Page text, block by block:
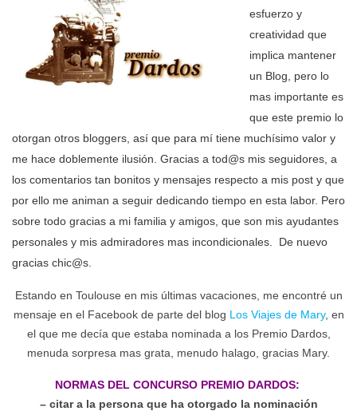
esfuerzo y
creatividad que
implica mantener
un Blog, pero lo
mas importante es
que este premio lo
otorgan otros bloggers, así que para mí tiene muchísimo valor y
me hace doblemente ilusión. Gracias a tod@s mis seguidores, a
los comentarios tan bonitos y mensajes respecto a mis post y que
por ello me animan a seguir dedicando tiempo en esta labor. Pero
sobre todo gracias a mi familia y amigos, que son mis ayudantes
personales y mis admiradores mas incondicionales.
De nuevo
gracias chic@s.
Estando en Toulouse en mis últimas vacaciones, me encontré un
mensaje en el Facebook de parte del blog Los Viajes de Mary, en
el que me decía que estaba nominada a los Premio Dardos,
menuda sorpresa mas grata, menudo halago, gracias Mary.
NORMAS DEL CONCURSO PREMIO DARDOS:
– citar a la persona que ha otorgado la nominación